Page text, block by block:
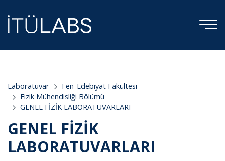
Laboratuvar
Fen-Edebiyat Fakültesi
Fizik Mühendisliği Bölümü
GENEL FİZİK LABORATUVARLARI
GENEL FİZİK
LABORATUVARLARI